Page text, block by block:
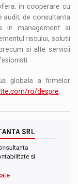
in cooperare cu
audit, de consultanta
in management si
riscului, solutii
si alte servicii
globala a firmelor
ro/despre
SRL
si